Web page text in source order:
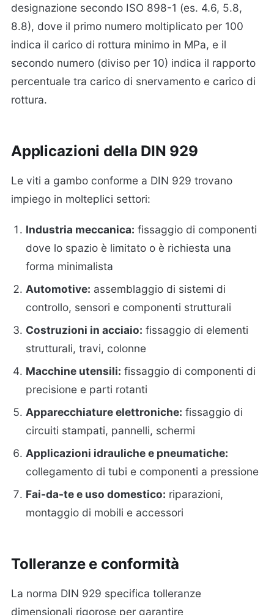
designazione secondo ISO 898-1 (es. 4.6, 5.8,
8.8), dove il primo numero moltiplicato per 100
indica il carico di rottura minimo in MPa, e il
secondo numero (diviso per 10) indica il rapporto
percentuale tra carico di snervamento e carico di
rottura.
Applicazioni della DIN 929
Le viti a gambo conforme a DIN 929 trovano
impiego in molteplici settori:
Industria meccanica: fissaggio di componenti
dove lo spazio è limitato o è richiesta una
forma minimalista
Automotive: assemblaggio di sistemi di
controllo, sensori e componenti strutturali
Costruzioni in acciaio: fissaggio di elementi
strutturali, travi, colonne
Macchine utensili: fissaggio di componenti di
precisione e parti rotanti
Apparecchiature elettroniche: fissaggio di
circuiti stampati, pannelli, schermi
Applicazioni idrauliche e pneumatiche:
collegamento di tubi e componenti a pressione
Fai-da-te e uso domestico: riparazioni,
montaggio di mobili e accessori
Tolleranze e conformità
La norma DIN 929 specifica tolleranze
dimensionali rigorose per garantire